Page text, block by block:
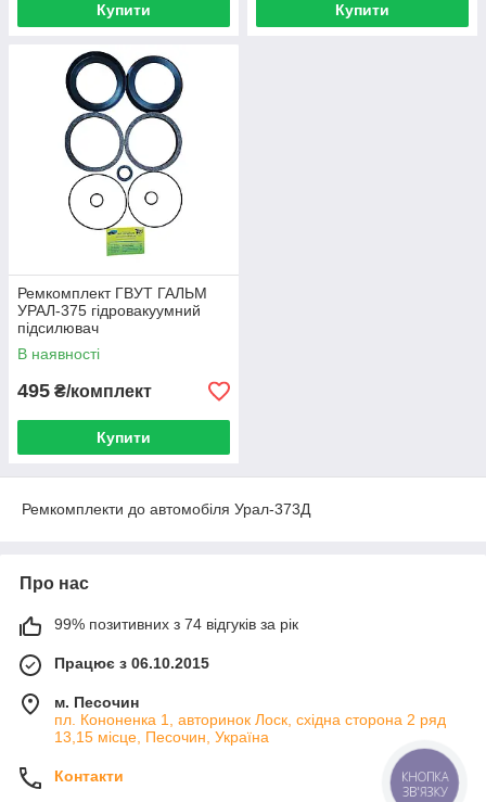
Купити Купити
Ремкомплект ГВУТ ГАЛЬМ
УРАЛ-375 гідровакуумний
підсилювач
В наявності
495 ₴/комплект
Купити
Ремкомплекти до автомобіля Урал-373Д
Про нас
99% позитивних з 74 відгуків за рік
Працює з 06.10.2015
м. Песочин
пл. Кононенка 1, авторинок Лоск, східна сторона 2 ряд
13,15 місце, Песочин, Україна
Контакти
КНОПКА
ЗВ'ЯЗКУ